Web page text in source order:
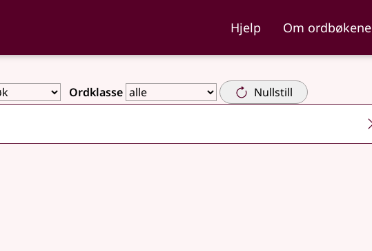
og NynorskordbokaHjelp Om ordbøkene
Ordklasse Nullstill